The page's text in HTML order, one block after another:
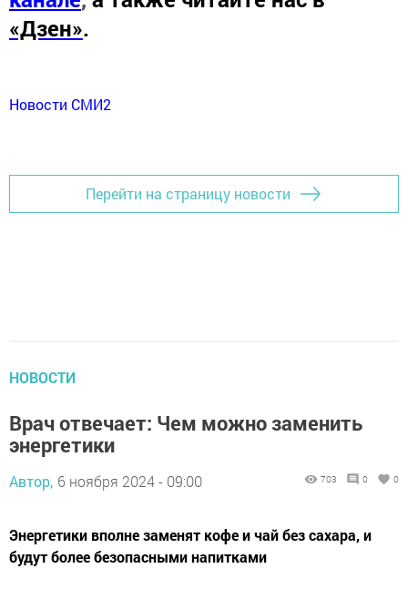
«Дзен».
Новости СМИ2
Перейти на страницу новости
НОВОСТИ
Врач отвечает: Чем можно заменить
энергетики
Автор, 6 ноября 2024 - 09:00 703 0 0
Энергетики вполне заменят кофе и чай без сахара, и
будут более безопасными напитками